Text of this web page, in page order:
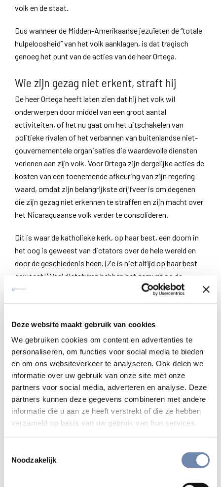
Deze website maakt gebruik van cookies
We gebruiken cookies om content en advertenties te
personaliseren, om functies voor social media te bieden
en om ons websiteverkeer te analyseren. Ook delen we
informatie over uw gebruik van onze site met onze
partners voor social media, adverteren en analyse. Deze
partners kunnen deze gegevens combineren met andere
informatie die u aan ze heeft verstrekt of die ze hebben
verzameld op basis van uw gebruik van hun services.
Noodzakelijk
volk en de staat.
Dus wanneer de Midden-Amerikaanse jezuïeten de “totale
hulpeloosheid” van het volk aanklagen, is dat tragisch
genoeg het punt van de acties van de heer Ortega.
Wie zijn gezag niet erkent, straft hij
De heer Ortega heeft laten zien dat hij het volk wil
onderwerpen door middel van een groot aantal
activiteiten, of het nu gaat om het uitschakelen van
politieke rivalen of het verbannen van buitenlandse niet-
gouvernementele organisaties die waardevolle diensten
verlenen aan zijn volk. Voor Ortega zijn dergelijke acties de
kosten van een toenemende afkeuring van zijn regering
waard, omdat zijn belangrijkste drijfveer is om degenen
die zijn gezag niet erkennen te straffen en zijn macht over
het Nicaraguaanse volk verder te consolideren.
Dit is waar de katholieke kerk, op haar best, een doorn in
het oog is geweest van dictators over de hele wereld en
door de geschiedenis heen. (Ze is niet altijd op haar best
geweest!) Veel dictaturen hebben het gemunt op de
katholieke kerk in hun gebied omdat ze een gemeenschap
is met principes, waarden en een sociale orde die
voor oorsprong of steun. De kerk biedt een reeks criteria
om regeringen te beoordelen, onafhankelijk van de
heersende ideologieën. Ze biedt ook ruimte voor
potentiële dissidenten en verzet tegen regimes, zoals de
U.C.A. en de Nicaraguaanse jezuïeten deden voor
demonstranten tegen Ortega.
De kritische aanwezigheid van de kerk
om zo hun macht te rechtvaardigen, stelt alleen al de